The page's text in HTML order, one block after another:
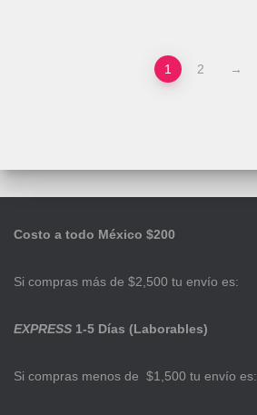
1 2 →
Costo a todo México $200
Si compras más de $2,500 tu envío es:
EXPRESS 1-5 Días (Laborables)
Si compras menos de $1,500 tu envío es: